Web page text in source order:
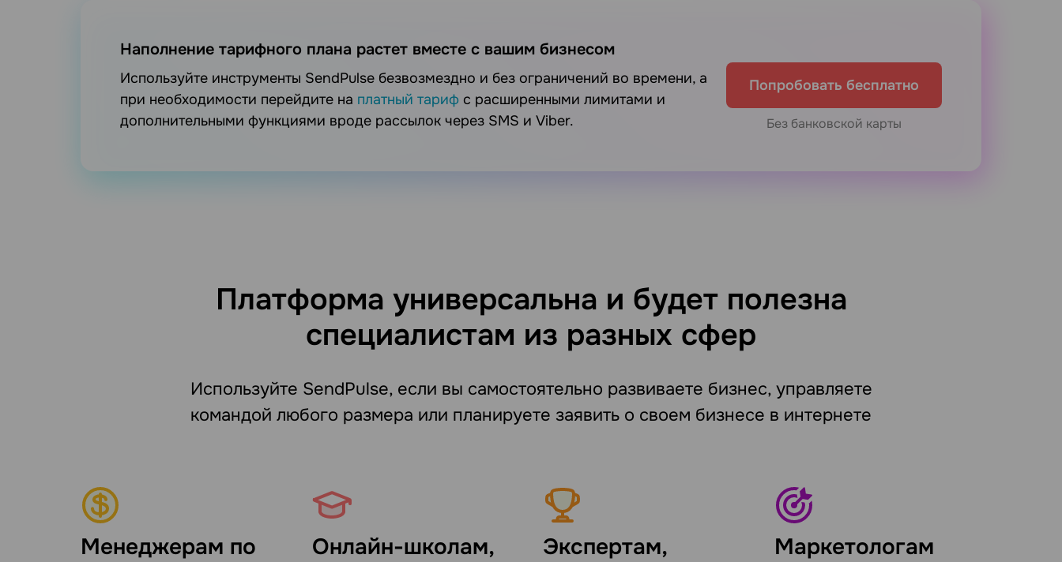
Наполнение тарифного плана растет вместе с вашим бизнесом
Используйте инструменты SendPulse безвозмездно и без ограничений во времени, а
при необходимости перейдите на платный тариф с расширенными лимитами и
дополнительными функциями вроде рассылок через SMS и Viber.
Попробовать бесплатно
Без банковской карты
Платформа универсальна и будет полезна
специалистам из разных сфер
Используйте SendPulse, если вы самостоятельно развиваете бизнес, управляете
командой любого размера или планируете заявить о своем бизнесе в интернете
Менеджерам по
Онлайн-школам,
Экспертам,
Маркетологам